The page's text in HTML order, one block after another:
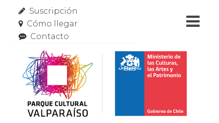
Suscripción
Cómo llegar
Contacto